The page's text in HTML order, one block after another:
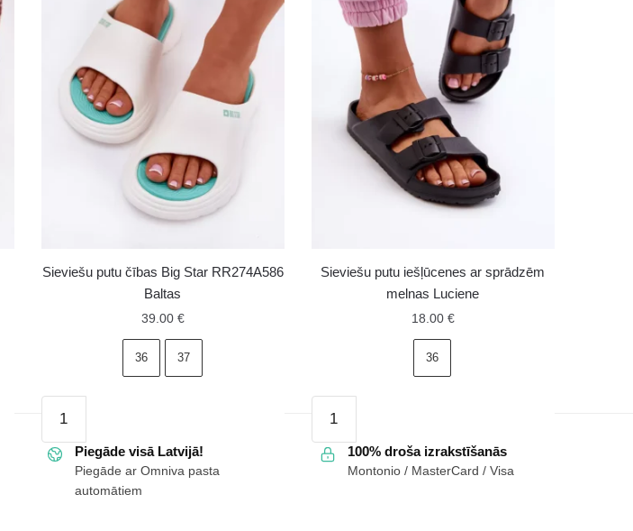
Sieviešu putu čības Big Star RR274A586
Baltas
39.00 €
36 37
putu
čības
Sieviešu putu iešļūcenes ar sprādzēm
melnas Luciene
18.00 €
36
putu
iešļūcenes
Piegāde visā Latvijā!
Piegāde ar Omniva pasta
automātiem
100% droša izrakstīšanās
Montonio / MasterCard / Visa